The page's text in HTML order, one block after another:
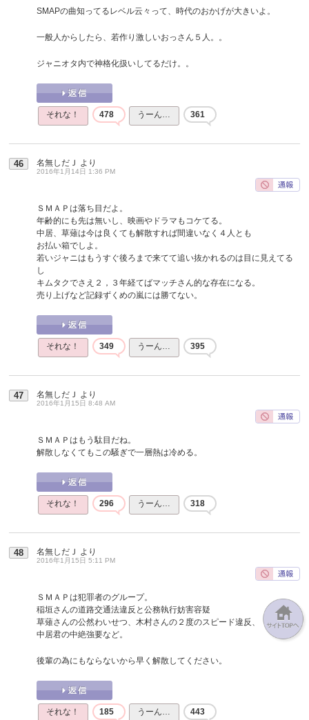
SMAPの曲知ってるレベル云々って、時代のおかげが大きいよ。
一般人からしたら、若作り激しいおっさん５人。。
ジャニオタ内で神格化扱いしてるだけ。。
それな！ 478 うーん… 361
46 名無しだＪ より
2016年1月14日 1:36 PM
ＳＭＡＰは落ち目だよ。
年齢的にも先は無いし、映画やドラマもコケてる。
中居、草薙は今は良くても解散すれば間違いなく４人とも
お払い箱でしよ。
若いジャニはもうすぐ後ろまで来てて追い抜かれるのは目に見えてる
し
キムタクでさえ２，３年経てばマッチさん的な存在になる。
売り上げなど記録ずくめの嵐には勝てない。
それな！ 349 うーん… 395
47 名無しだＪ より
2016年1月15日 8:48 AM
ＳＭＡＰはもう駄目だね。
解散しなくてもこの騒ぎで一層熱は冷める。
それな！ 296 うーん… 318
48 名無しだＪ より
2016年1月15日 5:11 PM
ＳＭＡＰは犯罪者のグループ。
稲垣さんの道路交通法違反と公務執行妨害容疑
草薙さんの公然わいせつ、木村さんの２度のスピード違反、
中居君の中絶強要など。
後輩の為にもならないから早く解散してください。
それな！ 185 うーん… 443